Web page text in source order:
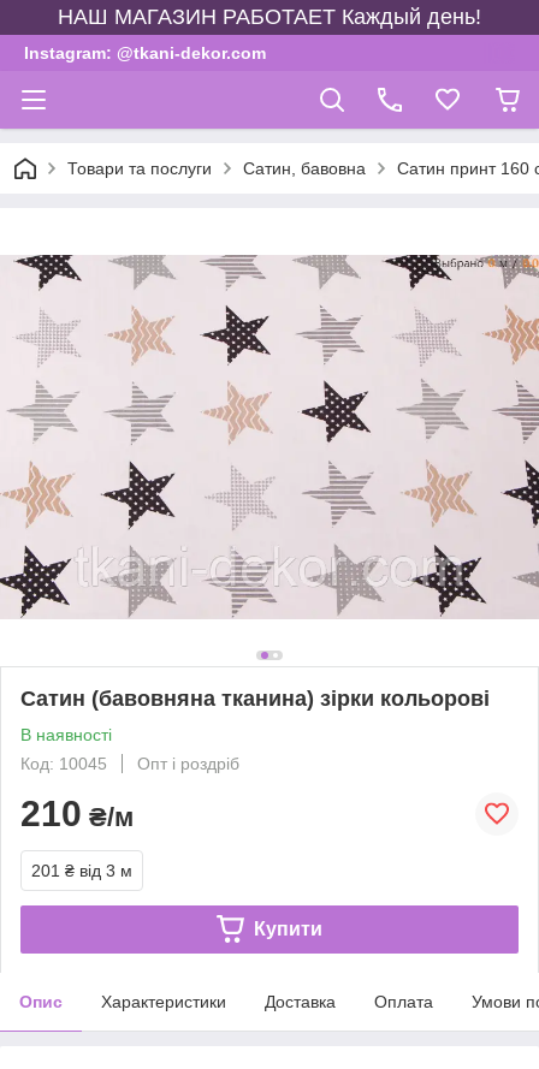
НАШ МАГАЗИН РАБОТАЕТ Каждый день!
Instagram: @tkani-dekor.com
Товари та послуги Сатин, бавовна Сатин принт 160
Сатин (бавовняна тканина) зірки кольорові
В наявності
Код: 10045
Опт і роздріб
210 ₴/м
201 ₴ від 3 м
Купити
Опис Характеристики Доставка Оплата Умови